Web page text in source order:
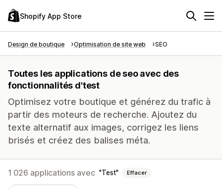
Shopify App Store
Design de boutique Optimisation de site web SEO
Toutes les applications de seo avec des
fonctionnalités d'test
Optimisez votre boutique et générez du trafic à
partir des moteurs de recherche. Ajoutez du
texte alternatif aux images, corrigez les liens
brisés et créez des balises méta.
1 026 applications avec Test Effacer